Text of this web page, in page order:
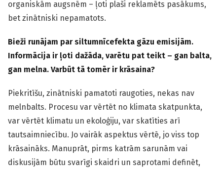
organiskām augsnēm – ļoti plaši reklamēts pasākums,
bet zinātniski nepamatots.
Bieži runājam par siltumnīcefekta gāzu emisijām.
Informācija ir ļoti dažāda, varētu pat teikt – gan balta,
gan melna. Varbūt tā tomēr ir krāsaina?
Piekritīšu, zinātniski pamatoti raugoties, nekas nav
melnbalts. Procesu var vērtēt no klimata skatpunkta,
var vērtēt klimatu un ekoloģiju, var skatīties arī
tautsaimniecību. Jo vairāk aspektus vērtē, jo viss top
krāsaināks. Manuprāt, pirms katrām sarunām vai
diskusijām būtu svarīgi skaidri un saprotami definēt,